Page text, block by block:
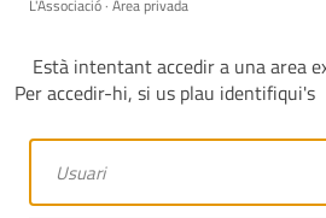
L'Associació · Àrea privada
Està intentant accedir a una area
Per accedir-hi, si us plau identifiqui's